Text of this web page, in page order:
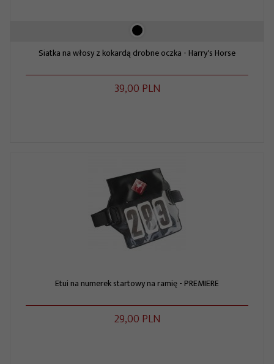
Siatka na włosy z kokardą drobne oczka - Harry's Horse
39,00 PLN
Etui na numerek startowy na ramię - PREMIERE
29,00 PLN